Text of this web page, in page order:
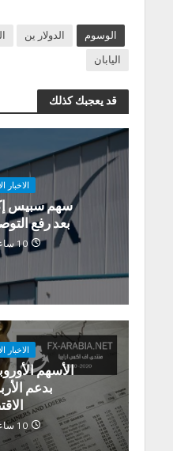
الوسوم الدولار ين
اليابان
قد يعجبك كذلك
الاخبار
بعد رفع
10 ساعات مضى
الاخبار
الأسهم
بدعم
10 ساعات مضى